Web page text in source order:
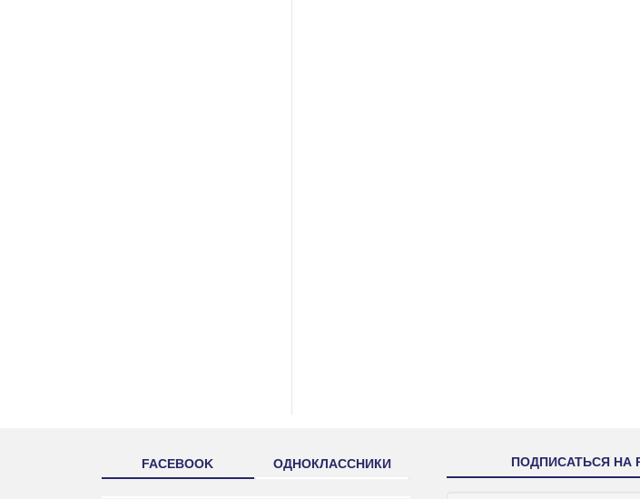
FACEBOOK ОДНОКЛАССНИКИ ПОДПИСАТЬСЯ НА